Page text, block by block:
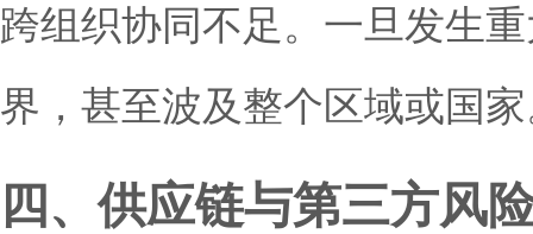
跨组织协同不足。一旦发生
界，甚至波及整个区域或国
四、供应链与第三方风